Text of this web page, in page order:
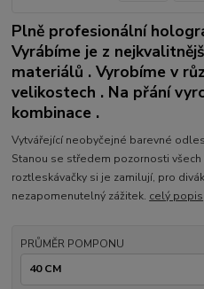
Plně profesionální
Vyrábíme je z
materiálů . Vyrobíme v
velikostech . Na přání
kombinace .
Vytvářející neobyčejné barevné
Stanou se středem pozornosti všech
roztleskávačky si je zamilují, pro
nezapomenutelný zážitek. celý popis
PRŮMĚR POMPONU